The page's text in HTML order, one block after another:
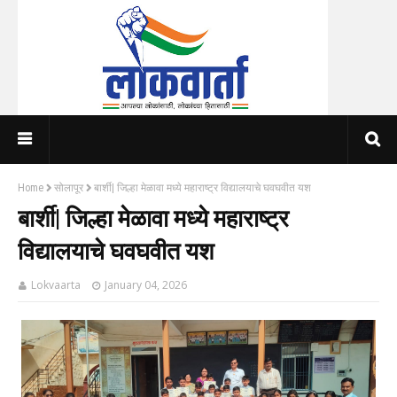
Home सोलापूर बार्शी| जिल्हा मेळावा मध्ये महाराष्ट्र विद्यालयाचे घवघवीत यश
बार्शी| जिल्हा मेळावा मध्ये महाराष्ट्र
विद्यालयाचे घवघवीत यश
Lokvaarta January 04, 2026